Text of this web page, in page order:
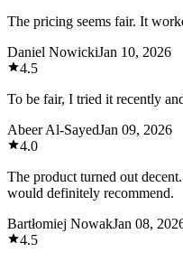
The pricing seems fair. It
Daniel NowickiJan 10, 2026
4.5
To be fair, I tried it recently
Abeer Al-SayedJan 09, 2026
4.0
The product turned out
would definitely recommend.
Bartłomiej NowakJan 08,
4.5